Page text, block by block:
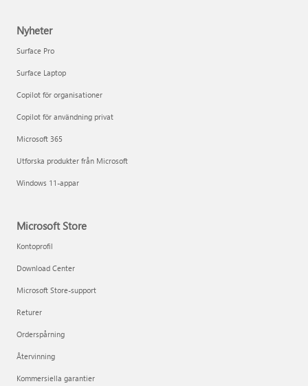
Nyheter
Surface Pro
Surface Laptop
Copilot för organisationer
Copilot för användning privat
Microsoft 365
Utforska produkter från Microsoft
Windows 11-appar
Microsoft Store
Kontoprofil
Download Center
Microsoft Store-support
Returer
Orderspårning
Återvinning
Kommersiella garantier